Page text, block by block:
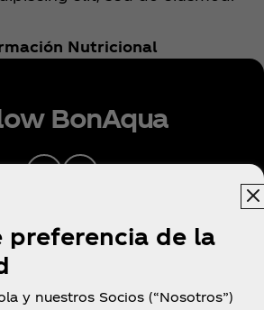
Nutricional
BonAqua
preferencia de la
y nuestros Socios (“Nosotros”)